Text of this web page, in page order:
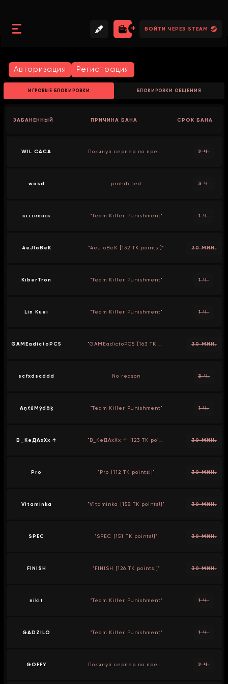
ВОЙТИ ЧЕРЕЗ STEAM
Авторизация Регистрация
ИГРОВЫЕ БЛОКИРОВКИ БЛОКИРОВКИ ОБЩЕНИЯ
ЗАБАНЕННЫЙ ПРИЧИНА БАНА СРОК БАНА
WIL CACA 2 Ч.
wasd prohibited 3 Ч.
ᴋᴇғɪʀᴄʜɪᴋ "Team Killer Punishment" 1 Ч.
4eJIoBeK "4eJIoBeK [132 TK points!]" 30 МИН.
KiberTron "Team Killer Punishment" 1 Ч.
Lin Kuei "Team Killer Punishment" 1 Ч.
GAMEadictoPC5 30 МИН.
scfxdscddd No reason 3 Ч.
AņťůMýđäķ "Team Killer Punishment" 1 Ч.
В_КеДАхХх ↑ 30 МИН.
Pro "Pro [112 TK points!]" 30 МИН.
Vitaminka "Vitaminka [158 TK points!]" 30 МИН.
SPEC "SPEC [151 TK points!]" 30 МИН.
FINISH "FINISH [126 TK points!]" 30 МИН.
nikit "Team Killer Punishment" 1 Ч.
GADZILO "Team Killer Punishment" 1 Ч.
GOFFY 2 Ч.